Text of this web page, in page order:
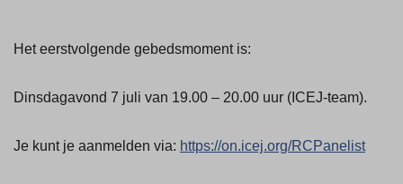
Het eerstvolgende gebedsmoment is:
Dinsdagavond 7 juli van 19.00 – 20.00 uur (ICEJ-team).
Je kunt je aanmelden via: https://on.icej.org/RCPanelist